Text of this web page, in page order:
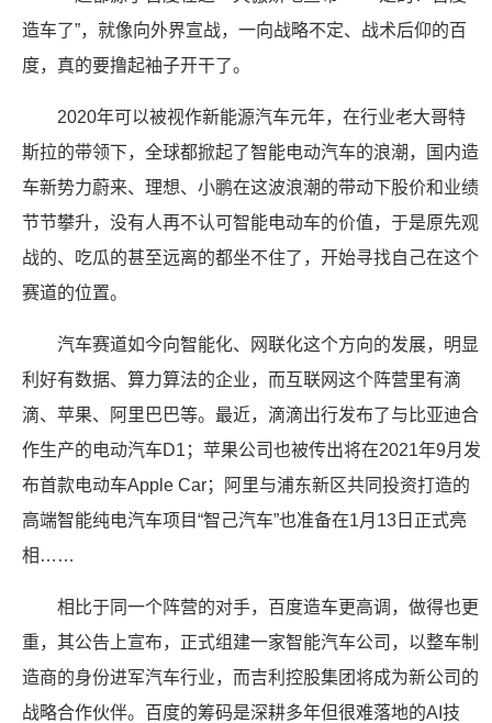
造车了”，就像向外界宣战，一向战略不定、战术后仰的百
度，真的要撸起袖子开干了。
2020年可以被视作新能源汽车元年，在行业老大哥特
斯拉的带领下，全球都掀起了智能电动汽车的浪潮，国内造
车新势力蔚来、理想、小鹏在这波浪潮的带动下股价和业绩
节节攀升，没有人再不认可智能电动车的价值，于是原先观
战的、吃瓜的甚至远离的都坐不住了，开始寻找自己在这个
赛道的位置。
汽车赛道如今向智能化、网联化这个方向的发展，明显
利好有数据、算力算法的企业，而互联网这个阵营里有滴
滴、苹果、阿里巴巴等。最近，滴滴出行发布了与比亚迪合
作生产的电动汽车D1；苹果公司也被传出将在2021年9月发
布首款电动车Apple Car；阿里与浦东新区共同投资打造的
高端智能纯电汽车项目“智己汽车”也准备在1月13日正式亮
相……
相比于同一个阵营的对手，百度造车更高调，做得也更
重，其公告上宣布，正式组建一家智能汽车公司，以整车制
造商的身份进军汽车行业，而吉利控股集团将成为新公司的
战略合作伙伴。百度的筹码是深耕多年但很难落地的AI技